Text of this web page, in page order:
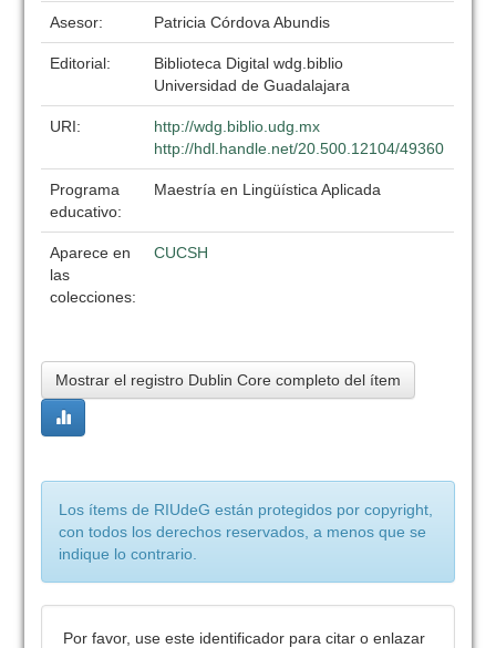
Asesor: Patricia Córdova Abundis
Editorial:
Biblioteca Digital wdg.biblio
Universidad de Guadalajara
URI:
http://wdg.biblio.udg.mx
http://hdl.handle.net/20.500.12104/49360
Programa
educativo:
Maestría en Lingüística Aplicada
Aparece en
las
colecciones:
CUCSH
Mostrar el registro Dublin Core completo del ítem
Los ítems de RIUdeG están protegidos por copyright,
con todos los derechos reservados, a menos que se
indique lo contrario.
Por favor, use este identificador para citar o enlazar